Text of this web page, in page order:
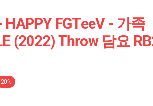
FGTeeV - 가족
(2022) Throw 담요
-20%